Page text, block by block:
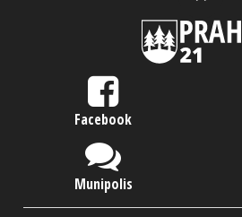
Facebook
Munipolis